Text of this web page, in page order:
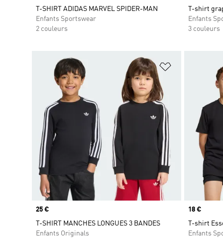
T-SHIRT ADIDAS MARVEL SPIDER-MAN
Enfants Sportswear
2 couleurs
T-shirt
Enfants
3 couleurs
Ajouter à la
Prix
25 €
T-SHIRT MANCHES LONGUES 3 BANDES
Enfants Originals
Prix
18 €
T-shirt
Enfants